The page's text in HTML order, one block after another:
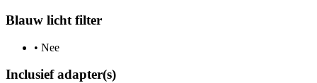
Blauw licht filter
• Nee
Inclusief adapter(s)